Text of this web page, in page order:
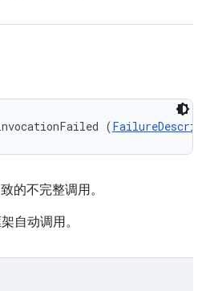
(
的不完整调用。
自动调用。